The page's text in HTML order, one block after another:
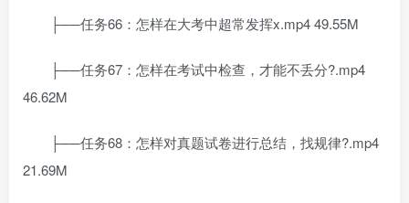
├──任务66：怎样在大考中超常发挥x.mp4 49.55M
├──任务67：怎样在考试中检查，才能不丢分?.mp4
46.62M
├──任务68：怎样对真题试卷进行总结，找规律?.mp4
21.69M